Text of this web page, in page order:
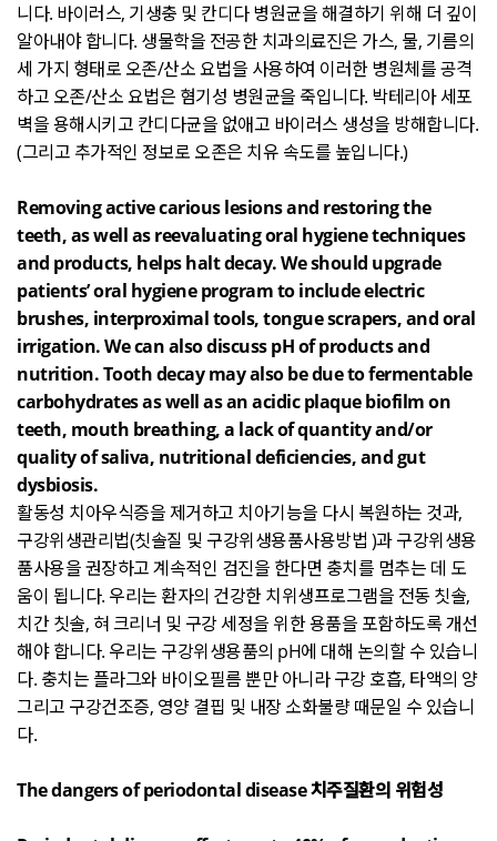
니다. 바이러스, 기생충 및 칸디다 병원균을 해결하기 위해 더 깊이
알아내야 합니다. 생물학을 전공한 치과의료진은 가스, 물, 기름의
세 가지 형태로 오존/산소 요법을 사용하여 이러한 병원체를 공격
하고 오존/산소 요법은 혐기성 병원균을 죽입니다. 박테리아 세포
벽을 용해시키고 칸디다균을 없애고 바이러스 생성을 방해합니다.
(그리고 추가적인 정보로 오존은 치유 속도를 높입니다.)
Removing active carious lesions and restoring the
teeth, as well as reevaluating oral hygiene techniques
and products, helps halt decay. We should upgrade
patients’ oral hygiene program to include electric
brushes, interproximal tools, tongue scrapers, and oral
irrigation. We can also discuss pH of products and
nutrition. Tooth decay may also be due to fermentable
carbohydrates as well as an acidic plaque biofilm on
teeth, mouth breathing, a lack of quantity and/or
quality of saliva, nutritional deficiencies, and gut
dysbiosis.
활동성 치아우식증을 제거하고 치아기능을 다시 복원하는 것과,
구강위생관리법(칫솔질 및 구강위생용품사용방법 )과 구강위생용
품사용을 권장하고 계속적인 검진을 한다면 충치를 멈추는 데 도
움이 됩니다. 우리는 환자의 건강한 치위생프로그램을 전동 칫솔,
치간 칫솔, 혀 크리너 및 구강 세정을 위한 용품을 포함하도록 개선
해야 합니다. 우리는 구강위생용품의 pH에 대해 논의할 수 있습니
다. 충치는 플라그와 바이오필름 뿐만 아니라 구강 호흡, 타액의 양
그리고 구강건조증, 영양 결핍 및 내장 소화불량 때문일 수 있습니
다.
The dangers of periodontal disease치주질환의 위험성